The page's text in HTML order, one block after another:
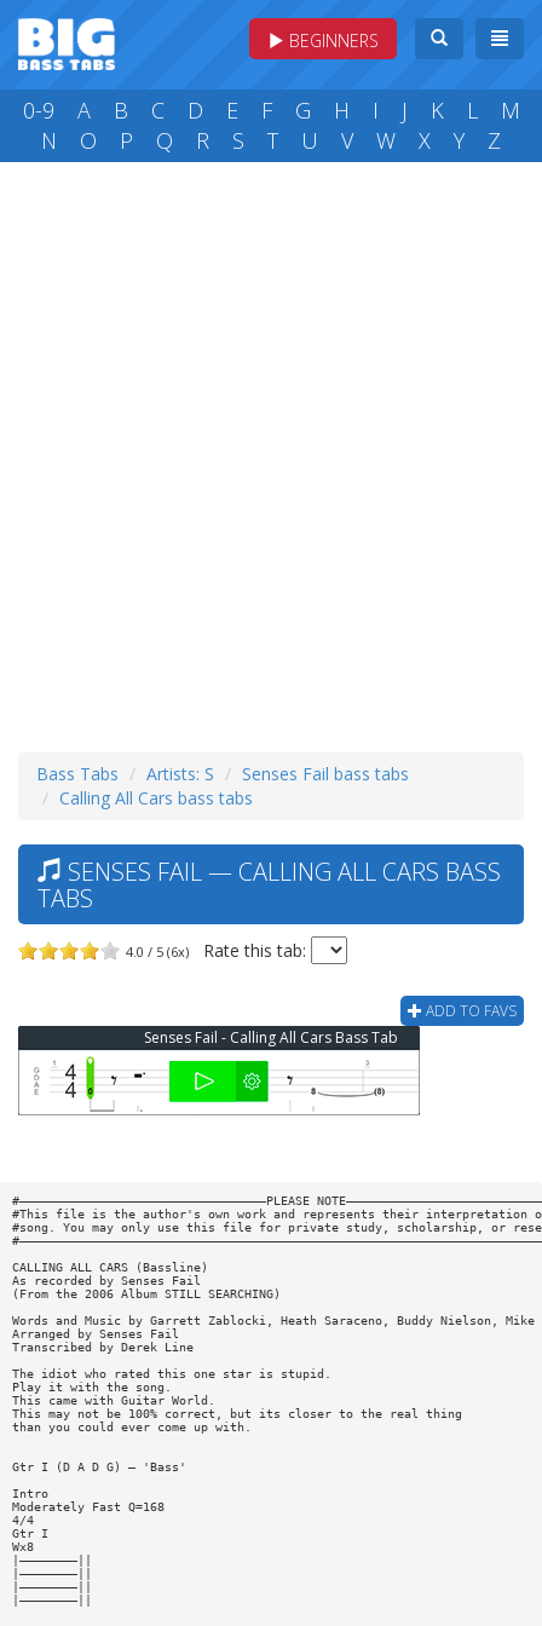
BEGINNERS
0-9 A B C D E F G H I J K L
M
N
O P Q R S T U V W X Y Z
Bass Tabs Artists: S
Senses Fail bass tabs
Calling All Cars bass tabs
SENSES FAIL — CALLING ALL CARS BASS
TABS
4.0 / 5 (6x) Rate this tab:
ADD TO FAVS
Senses Fail - Calling All Cars Bass Tab
#——————————————————————————————————PLEASE
#This file is the author's own work and represents their interpretation
#song. You may only use this file for private study, scholarship, or
CALLING ALL CARS (Bassline)
As recorded by Senses Fail
(From the 2006 Album STILL SEARCHING)
Words and Music by Garrett Zablocki, Heath Saraceno, Buddy Nielson,
Arranged by Senses Fail
Transcribed by Derek Line
The idiot who rated this one star is stupid.
Play it with the song.
This came with Guitar World.
This may not be 100% correct, but its closer to the real thing
than you could ever come up with.
Gtr I (D A D G) — 'Bass'
Intro
Moderately Fast Q=168
4/4
Gtr I
Wx8
|————————||
|————————||
|————————||
|————————||